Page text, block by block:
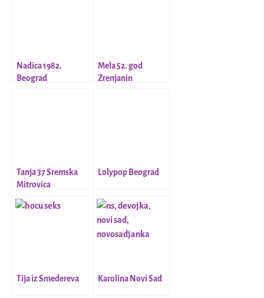
Nadica 1982.
Beograd
Mela 52. god
Zrenjanin
Tanja 37 Sremska
Mitrovica
Lolypop Beograd
Tija iz Smedereva Karolina Novi Sad